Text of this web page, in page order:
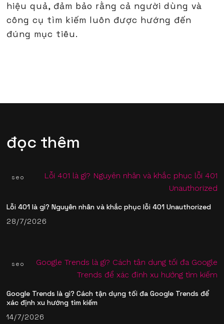
hiệu quả, đảm bảo rằng cả người dùng và
công cụ tìm kiếm luôn được hướng đến
đúng mục tiêu.
đọc thêm
seo
Lỗi 401 là gì? Nguyên nhân và khắc phục lỗi 401 Unauthorized
28/7/2026
seo
Google Trends là gì? Cách tận dụng tối đa Google Trends để
xác định xu hướng tìm kiếm
14/7/2026